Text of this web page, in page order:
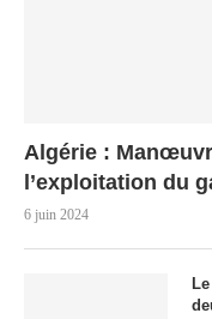
Algérie :
l’exploitation du
6 juin 2024